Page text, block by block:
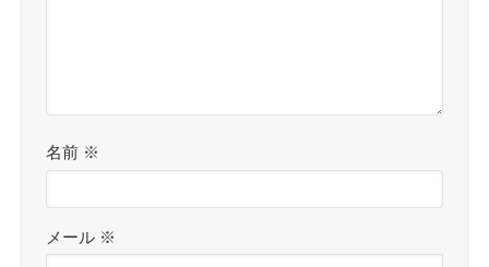
名前 ※
メール ※